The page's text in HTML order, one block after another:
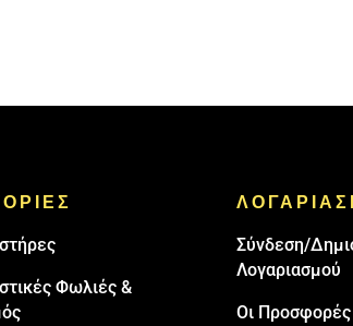
Φωλιές &
Σύνδεση/
Λογαριασμού
Οι